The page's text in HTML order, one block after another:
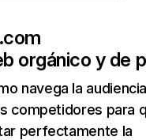
orgánico y de
navega la
competidores para
perfectamente la